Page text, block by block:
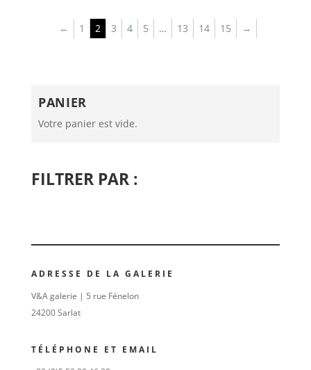
← 1 2 3 4 5 … 13 14 15 →
PANIER
Votre panier est vide.
FILTRER PAR :
ADRESSE DE LA GALERIE
V&A galerie | 5 rue Fénelon
24200 Sarlat
TÉLÉPHONE ET EMAIL